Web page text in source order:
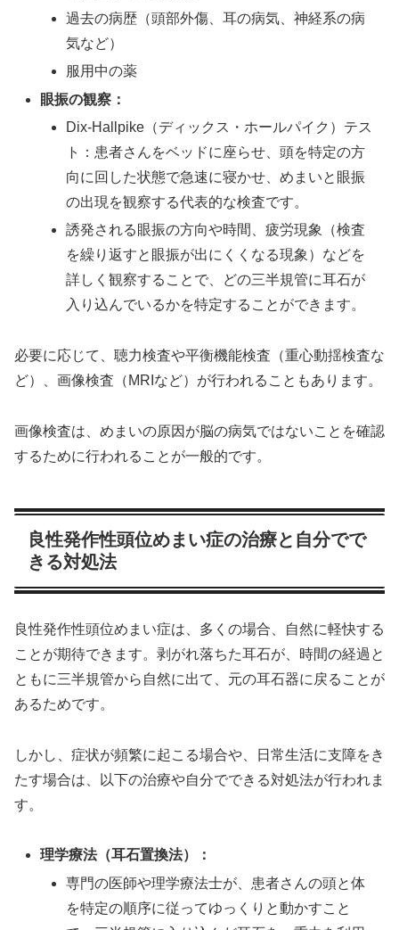
過去の病歴（頭部外傷、耳の病気、神経系の病
気など）
服用中の薬
眼振の観察：
Dix-Hallpike（ディックス・ホールパイク）テス
ト：患者さんをベッドに座らせ、頭を特定の方
向に回した状態で急速に寝かせ、めまいと眼振
の出現を観察する代表的な検査です。
誘発される眼振の方向や時間、疲労現象（検査
を繰り返すと眼振が出にくくなる現象）などを
詳しく観察することで、どの三半規管に耳石が
入り込んでいるかを特定することができます。
必要に応じて、聴力検査や平衡機能検査（重心動揺検査な
ど）、画像検査（MRIなど）が行われることもあります。
画像検査は、めまいの原因が脳の病気ではないことを確認
するために行われることが一般的です。
良性発作性頭位めまい症の治療と自分でで
きる対処法
良性発作性頭位めまい症は、多くの場合、自然に軽快する
ことが期待できます。剥がれ落ちた耳石が、時間の経過と
ともに三半規管から自然に出て、元の耳石器に戻ることが
あるためです。
しかし、症状が頻繁に起こる場合や、日常生活に支障をき
たす場合は、以下の治療や自分でできる対処法が行われま
す。
理学療法（耳石置換法）：
専門の医師や理学療法士が、患者さんの頭と体
を特定の順序に従ってゆっくりと動かすこと